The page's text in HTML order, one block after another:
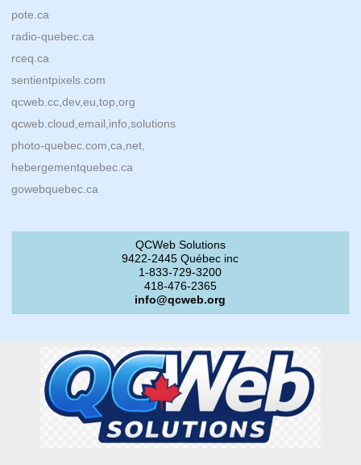
pote.ca
radio-quebec.ca
rceq.ca
sentientpixels.com
qcweb.cc,dev,eu,top,org
qcweb.cloud,email,info,solutions
photo-quebec.com,ca,net,
hebergementquebec.ca
gowebquebec.ca
QCWeb Solutions
9422-2445 Québec inc
1-833-729-3200
418-476-2365
info@qcweb.org